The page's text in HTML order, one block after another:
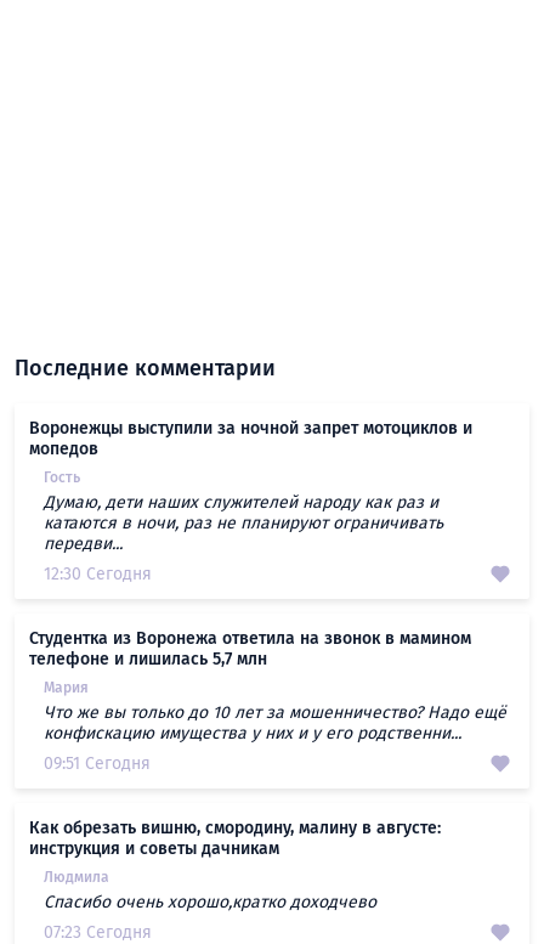
Последние комментарии
Воронежцы выступили за ночной запрет мотоциклов и
мопедов
Гость
Думаю, дети наших служителей народу как раз и
катаются в ночи, раз не планируют ограничивать
передви...
12:30 Сегодня
Студентка из Воронежа ответила на звонок в мамином
телефоне и лишилась 5,7 млн
Мария
Что же вы только до 10 лет за мошенничество? Надо ещё
конфискацию имущества у них и у его родственни...
09:51 Сегодня
Как обрезать вишню, смородину, малину в августе:
инструкция и советы дачникам
Людмила
Спасибо очень хорошо,кратко доходчево
07:23 Сегодня